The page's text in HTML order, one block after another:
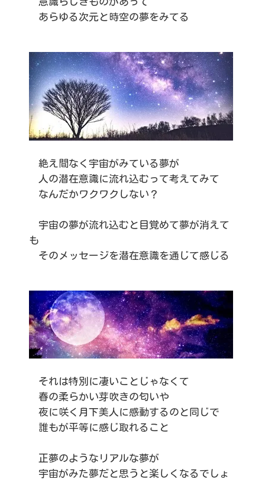
あらゆる次元と時空の夢をみてる
絶え間なく宇宙がみている夢が
人の潜在意識に流れ込むって考えてみて
なんだかワクワクしない？
宇宙の夢が流れ込むと目覚めて夢が消えて
も
そのメッセージを潜在意識を通じて感じる
それは特別に凄いことじゃなくて
春の柔らかい芽吹きの匂いや
夜に咲く月下美人に感動するのと同じで
誰もが平等に感じ取れること
正夢のようなリアルな夢が
宇宙がみた夢だと思うと楽しくなるでしょ